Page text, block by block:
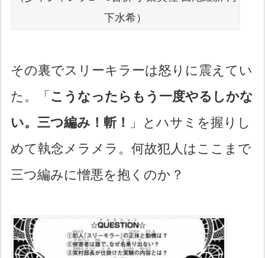
下水希）
その裏でスリーキラーは怒りに震えてい
た。「 こうなったらもう一度やるしかな
い。三つ編み！斬！
」とハサミを握りし
めて執念メラメラ。何故犯人はここまで
三つ編みに憎悪を抱くのか？